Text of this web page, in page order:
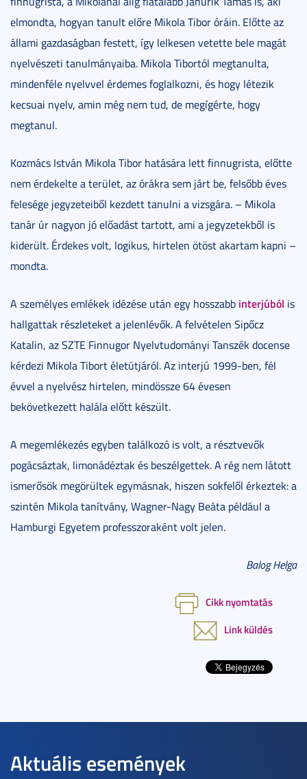
elmondta, hogyan tanult előre Mikola Tibor óráin. Előtte az
állami gazdaságban festett, így lelkesen vetette bele magát
nyelvészeti tanulmányaiba. Mikola Tibortól megtanulta,
mindenféle nyelvvel érdemes foglalkozni, és hogy létezik
kecsuai nyelv, amin még nem tud, de megígérte, hogy
megtanul.
Kozmács István Mikola Tibor hatására lett finnugrista, előtte
nem érdekelte a terület, az órákra sem járt be, felsőbb éves
felesége jegyzeteiből kezdett tanulni a vizsgára. – Mikola
tanár úr nagyon jó előadást tartott, ami a jegyzetekből is
kiderült. Érdekes volt, logikus, hirtelen ötöst akartam kapni –
mondta.
A személyes emlékek idézése után egy hosszabb interjúból is
hallgattak részleteket a jelenlévők. A felvételen Sipőcz
Katalin, az SZTE Finnugor Nyelvtudományi Tanszék docense
kérdezi Mikola Tibort életútjáról. Az interjú 1999-ben, fél
évvel a nyelvész hirtelen, mindössze 64 évesen
bekövetkezett halála előtt készült.
A megemlékezés egyben találkozó is volt, a résztvevők
pogácsáztak, limonádéztak és beszélgettek. A rég nem látott
ismerősök megörültek egymásnak, hiszen sokfelől érkeztek: a
szintén Mikola tanítvány, Wagner-Nagy Beáta például a
Hamburgi Egyetem professzoraként volt jelen.
Balog Helga
Cikk nyomtatás
Link küldés
Aktuális események